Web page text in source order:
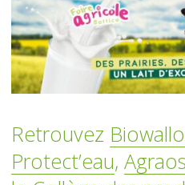
Retrouvez
Protect’eau,